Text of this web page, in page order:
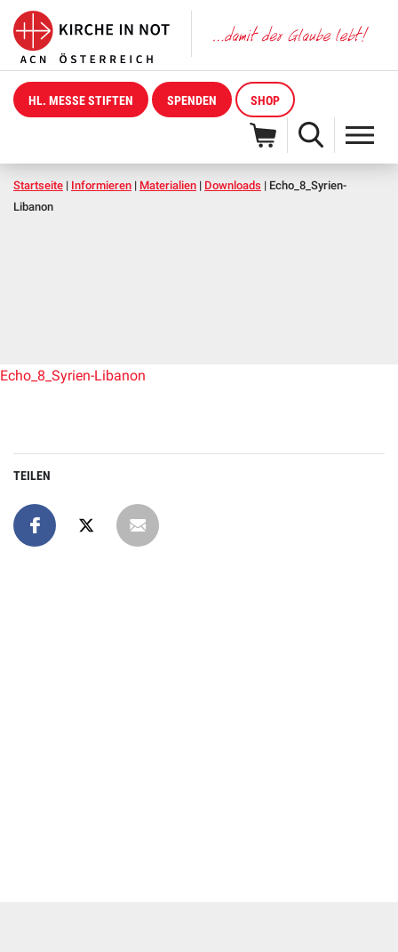
HL. MESSE STIFTEN SPENDEN SHOP
Startseite | Informieren | Materialien | Downloads | Echo_8_Syrien-
Libanon
Echo_8_Syrien-Libanon
TEILEN